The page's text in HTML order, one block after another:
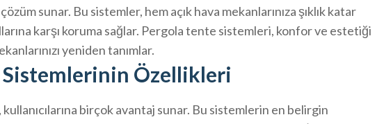
sunar. Bu sistemler, hem açık hava mekanlarınıza şıklık katar
karşı koruma sağlar. Pergola tente sistemleri, konfor ve estetiği
yeniden tanımlar.
Sistemlerinin Özellikleri
birçok avantaj sunar. Bu sistemlerin en belirgin